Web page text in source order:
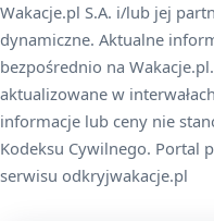
Wakacje.pl S.A. i/lub jej
dynamiczne. Aktualne
bezpośrednio na
aktualizowane w
informacje lub ceny nie
Kodeksu Cywilnego. Portal
serwisu odkryjwakacje.pl